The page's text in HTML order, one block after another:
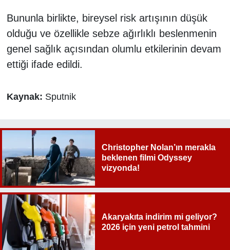
Bununla birlikte, bireysel risk artışının düşük
olduğu ve özellikle sebze ağırlıklı beslenmenin
genel sağlık açısından olumlu etkilerinin devam
ettiği ifade edildi.
Kaynak: Sputnik
Christopher Nolan’ın merakla
beklenen filmi Odyssey
vizyonda!
Akaryakıta indirim mi geliyor?
2026 için yeni petrol tahmini